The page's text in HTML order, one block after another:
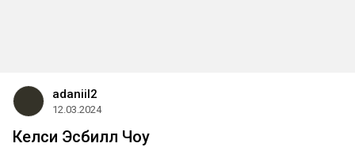
adaniil2
12.03.2024
Келси Эсбилл Чоу